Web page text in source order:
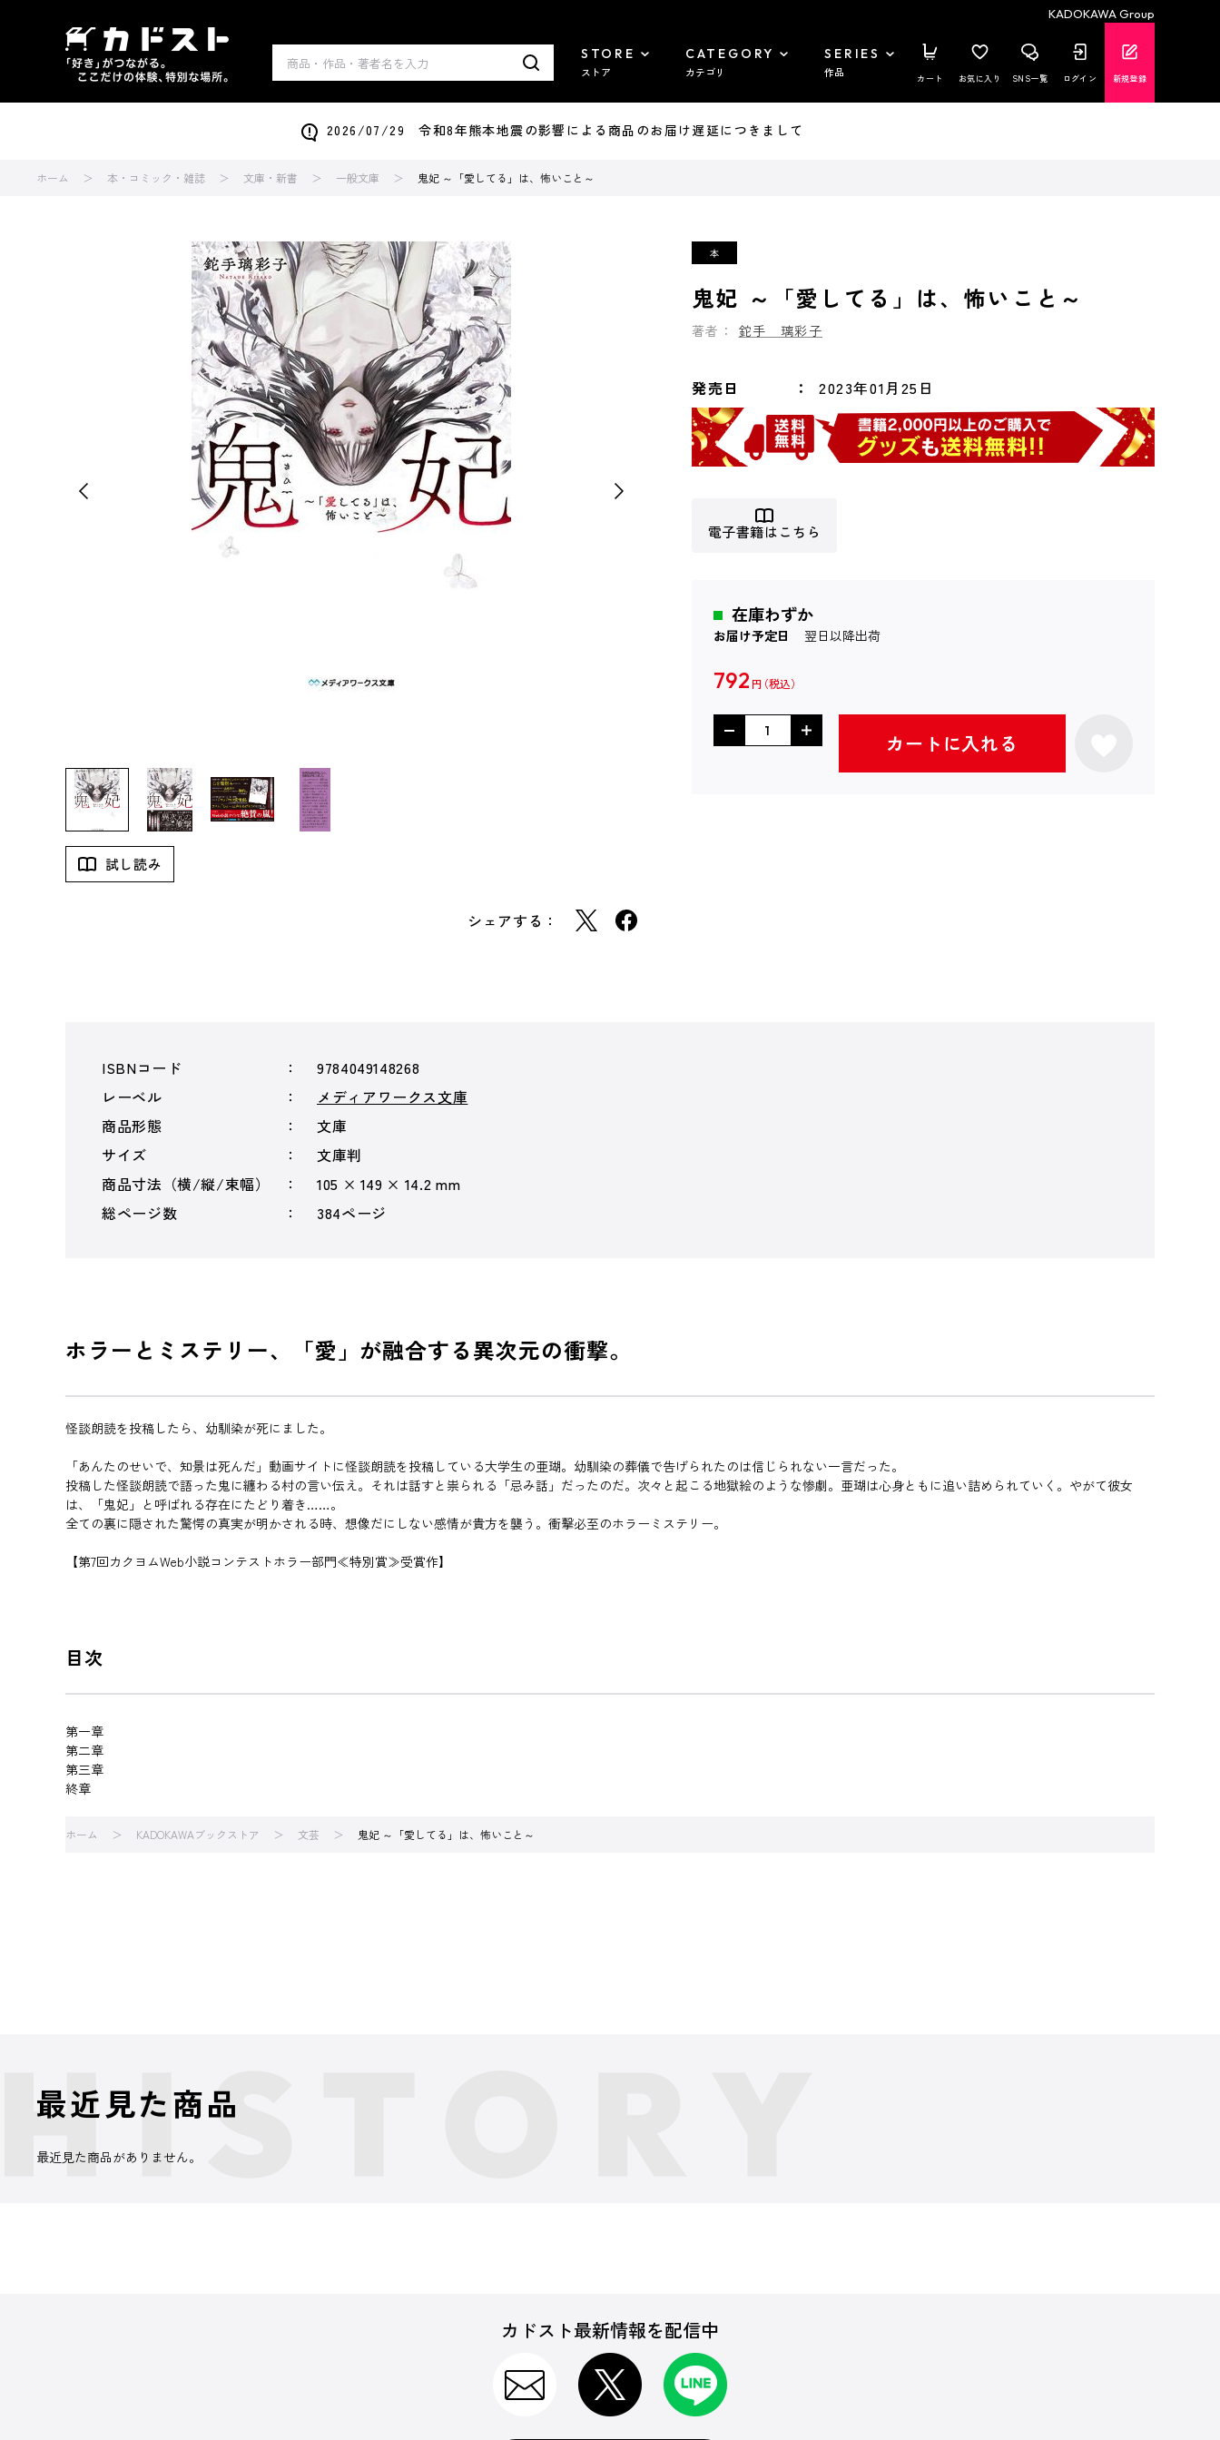
KADOKAWA Group
STORE
ストア
CATEGORY
カテゴリ
SERIES
作品 カート お気に入り SNS一覧 ログイン 新規登録
2026/07/29 令和8年熊本地震の影響による商品のお届け遅延につきまして
ホーム 本・コミック・雑誌 文庫・新書 一般文庫 鬼妃 ～「愛してる」は、怖いこと～
試し読み
シェアする：
鬼妃 ～「愛してる」は、怖いこと～
著者： 鉈手 璃彩子
発売日 2023年01月25日
電子書籍はこちら
在庫わずか
お届け予定日 翌日以降出荷
792 円
カートに入れる
ISBNコード
9784049148268
レーベル
メディアワークス文庫
商品形態
文庫
サイズ
文庫判
商品寸法（横/縦/束幅）
105 × 149 × 14.2 mm
総ページ数
384ページ
ホラーとミステリー、「愛」が融合する異次元の衝撃。
怪談朗読を投稿したら、幼馴染が死にました。
「あんたのせいで、知景は死んだ」動画サイトに怪談朗読を投稿している大学生の亜瑚。幼馴染の葬儀で告げられたのは信じられない一言だった。
投稿した怪談朗読で語った鬼に纏わる村の言い伝え。それは話すと祟られる「忌み話」だったのだ。次々と起こる地獄絵のような惨劇。亜瑚は心身ともに追い詰められていく。やがて彼女
は、「鬼妃」と呼ばれる存在にたどり着き……。
全ての裏に隠された驚愕の真実が明かされる時、想像だにしない感情が貴方を襲う。衝撃必至のホラーミステリー。
【第7回カクヨムWeb小説コンテストホラー部門≪特別賞≫受賞作】
目次
第一章
第二章
第三章
終章
ホーム KADOKAWAブックストア 文芸 鬼妃 ～「愛してる」は、怖いこと～
最近見た商品
最近見た商品がありません。
カドスト最新情報を配信中